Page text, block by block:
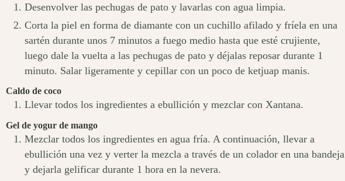
Desenvolver las pechugas de pato y lavarlas con agua limpia.
Corta la piel en forma de diamante con un cuchillo afilado y fríela en una
sartén durante unos 7 minutos a fuego medio hasta que esté crujiente,
luego dale la vuelta a las pechugas de pato y déjalas reposar durante 1
minuto. Salar ligeramente y cepillar con un poco de ketjuap manis.
Caldo de coco
Llevar todos los ingredientes a ebullición y mezclar con Xantana.
Gel de yogur de mango
Mezclar todos los ingredientes en agua fría. A continuación, llevar a
ebullición una vez y verter la mezcla a través de un colador en una bandeja
y dejarla gelificar durante 1 hora en la nevera.